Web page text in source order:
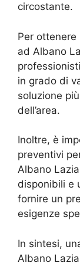
circostante.
Per
ad Albano
in grado di
soluzione
dell’area.
Inoltre, è
preventivi
Albano
disponibili e
fornire un
esigenze
In sintesi,
Albano